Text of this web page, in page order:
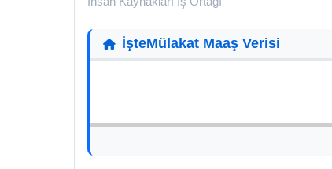
İşteMülakat Maaş Verisi